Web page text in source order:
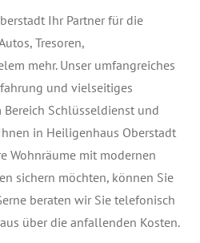
Ihr Partner für die
Tresoren,
mehr. Unser umfangreiches
und vielseitiges
Schlüsseldienst und
in Heiligenhaus Oberstadt
Wohnräume mit modernen
sichern möchten, können Sie
beraten wir Sie telefonisch
über die anfallenden Kosten.